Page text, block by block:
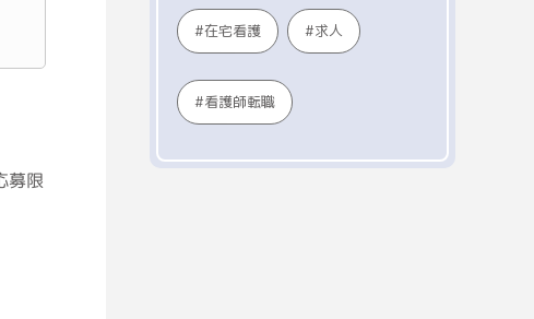
募限
在宅看護 求人
看護師転職